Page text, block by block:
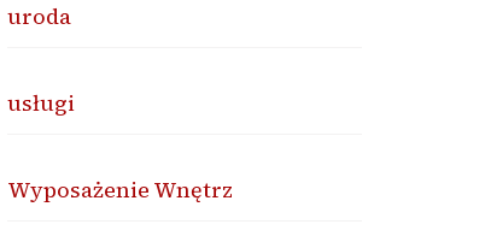
uroda
usługi
Wyposażenie Wnętrz